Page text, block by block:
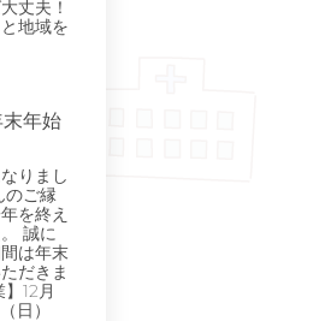
丈夫！
地域を
年始
りまし
のご縁
を終え
誠に
は年末
だきま
12月
日）